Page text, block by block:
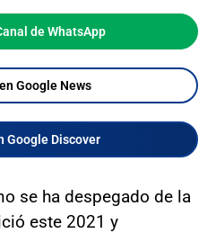
de WhatsApp
Google News
Google Discover
se ha despegado de la
este 2021 y